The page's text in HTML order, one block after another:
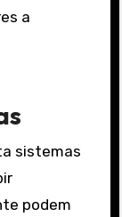
a
sistemas
podem